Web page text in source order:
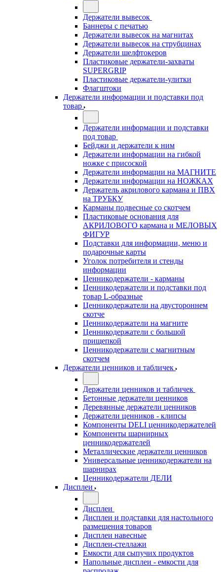
Держатели вывесок
Баннеры с печатью
Держатели вывесок на магнитах
Держатели вывесок на струбцинах
Держатели шелфтокеров
Пластиковые держатели-захваты
SUPERGRIP
Пластиковые держатели-улитки
Флагштоки
Держатели информации и подставки под
товар
Держатели информации и подставки
под товар
Бейджи и держатели к ним
Держатели информации на гибкой
ножке с присоской
Держатели информации на МАГНИТЕ
Держатели информации на НОЖКАХ
Держатель акрилового кармана и ПВХ
на ТРУБКУ
Карманы подвесные со скотчем
Пластиковые основания для
АКРИЛОВОГО кармана и МЕЛОВЫХ
ФИГУР
Подставки для информации, меню и
подарочные карты
Уголок потребителя и стенды
информации
Ценникодержатели - карманы
Ценникодержатели и подставки под
товар L-образные
Ценникодержатели на двустороннем
скотче
Ценникодержатели на магните
Ценникодержатели с большой
прищепкой
Ценникодержатели с магнитным
скотчем
Держатели ценников и табличек
Держатели ценников и табличек
Бетонные держатели ценников
Деревянные держатели ценников
Держатели ценников - клипсы
Компоненты DELI ценникодержателей
Компоненты шарнирных
ценникодержателей
Металлические держатели ценников
Универсальные ценникодержатели на
шарнирах
Ценникодержатели ДЕЛИ
Дисплеи
Дисплеи
Дисплеи и подставки для настольного
размещения товаров
Дисплеи навесные
Дисплеи-стеллажи
Емкости для сыпучих продуктов
Напольные дисплеи - емкости для